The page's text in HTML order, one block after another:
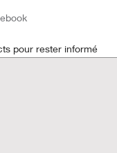
pour rester informé